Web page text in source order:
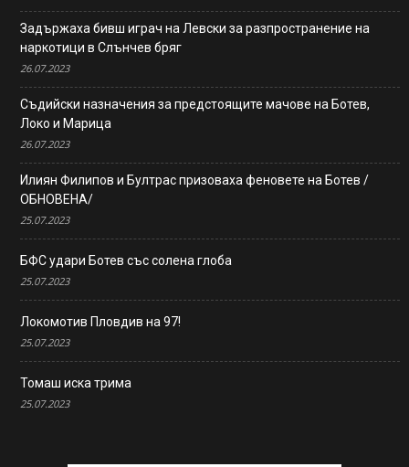
Задържаха бивш играч на Левски за разпространение на
наркотици в Слънчев бряг
26.07.2023
Съдийски назначения за предстоящите мачове на Ботев,
Локо и Марица
26.07.2023
Илиян Филипов и Бултрас призоваха феновете на Ботев /
ОБНОВЕНА/
25.07.2023
БФС удари Ботев със солена глоба
25.07.2023
Локомотив Пловдив на 97!
25.07.2023
Томаш иска трима
25.07.2023